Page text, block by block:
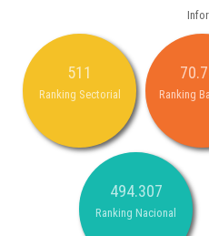
511
Ranking Sectorial Ranking
494.307
Ranking Nacional